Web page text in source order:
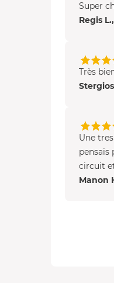
Super
Regis
Très
Une
pensais
circuit
Manon